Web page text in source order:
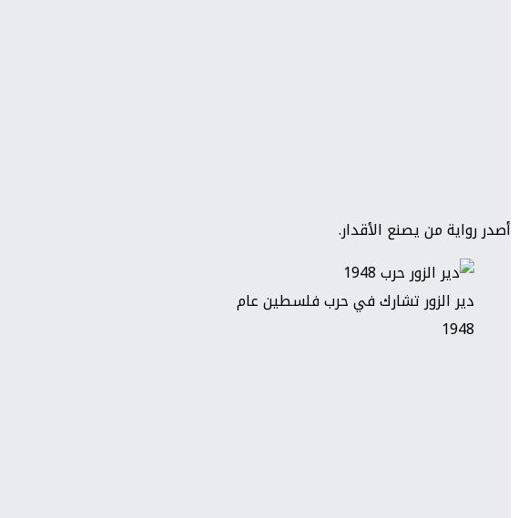
أصدر رواية من يصنع الأقدار.
دير الزور تشارك في حرب فلسطين عام
1948